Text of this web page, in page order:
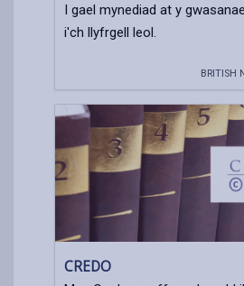
I gael mynediad at y
i'ch llyfrgell leol.
BRITISH
CREDO